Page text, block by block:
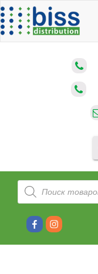
Поиск
товаров
#80 #81